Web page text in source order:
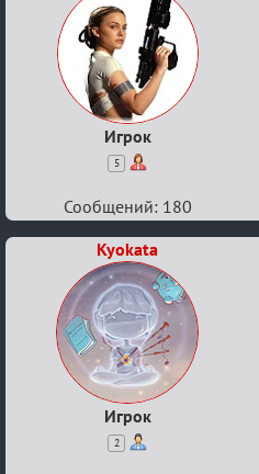
Игрок
5
Сообщений: 180
Kyokata
Игрок
2